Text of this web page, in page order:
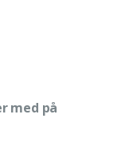
med på